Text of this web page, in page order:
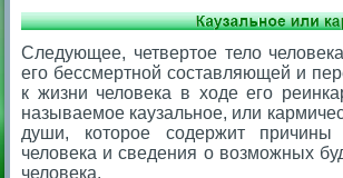
Следующее, четвертое тело
его бессмертной составляющей и
к жизни человека в ходе его
называемое каузальное, или
души, которое содержит причины
человека и сведения о возможных
человека.